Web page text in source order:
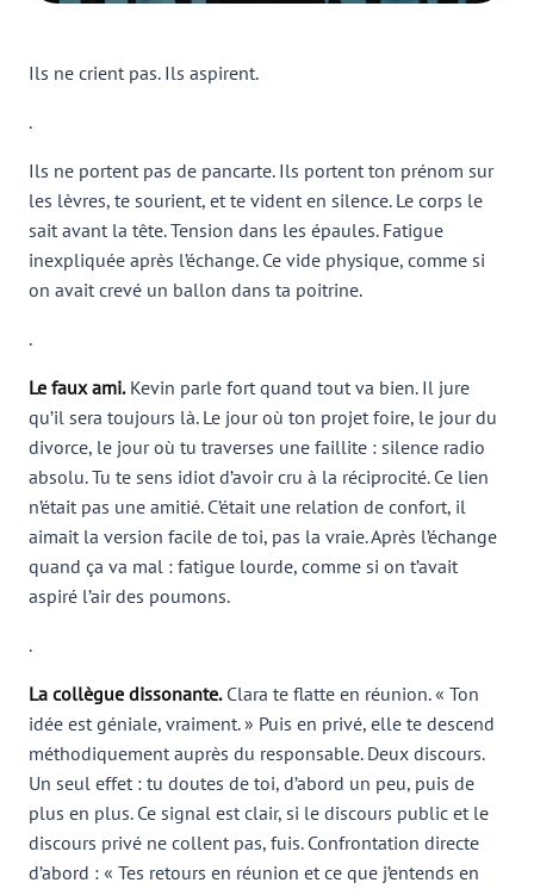
Ils ne crient pas. Ils aspirent.
.
Ils ne portent pas de pancarte. Ils portent ton prénom sur
les lèvres, te sourient, et te vident en silence. Le corps le
sait avant la tête. Tension dans les épaules. Fatigue
inexpliquée après l’échange. Ce vide physique, comme si
on avait crevé un ballon dans ta poitrine.
.
Le faux ami.Kevin parle fort quand tout va bien. Il jure
qu’il sera toujours là. Le jour où ton projet foire, le jour du
divorce, le jour où tu traverses une faillite : silence radio
absolu. Tu te sens idiot d’avoir cru à la réciprocité. Ce lien
n’était pas une amitié. C’était une relation de confort, il
aimait la version facile de toi, pas la vraie. Après l’échange
quand ça va mal : fatigue lourde, comme si on t’avait
aspiré l’air des poumons.
.
La collègue dissonante.Clara te flatte en réunion. « Ton
idée est géniale, vraiment. » Puis en privé, elle te descend
méthodiquement auprès du responsable. Deux discours.
Un seul effet : tu doutes de toi, d’abord un peu, puis de
plus en plus. Ce signal est clair, si le discours public et le
discours privé ne collent pas, fuis. Confrontation directe
d’abord : « Tes retours en réunion et ce que j’entends en